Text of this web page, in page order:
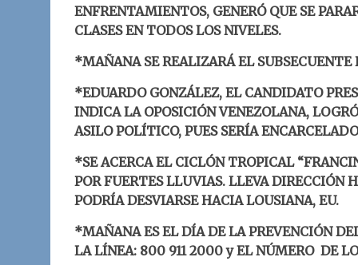
ENFRENTAMIENTOS, GENERÓ QUE SE
CLASES EN TODOS LOS NIVELES.
*MAÑANA SE REALIZARÁ EL SUBSECUENTE
*EDUARDO GONZÁLEZ, EL CANDIDATO
INDICA LA OPOSICIÓN VENEZOLANA,
ASILO POLÍTICO, PUES SERÍA
*SE ACERCA EL CICLÓN TROPICAL
POR FUERTES LLUVIAS. LLEVA DIRECCIÓN
PODRÍA DESVIARSE HACIA LOUSIANA, EU.
*MAÑANA ES EL DÍA DE LA PREVENCIÓN
LA LÍNEA: 800 911 2000 y EL NÚMERO DE